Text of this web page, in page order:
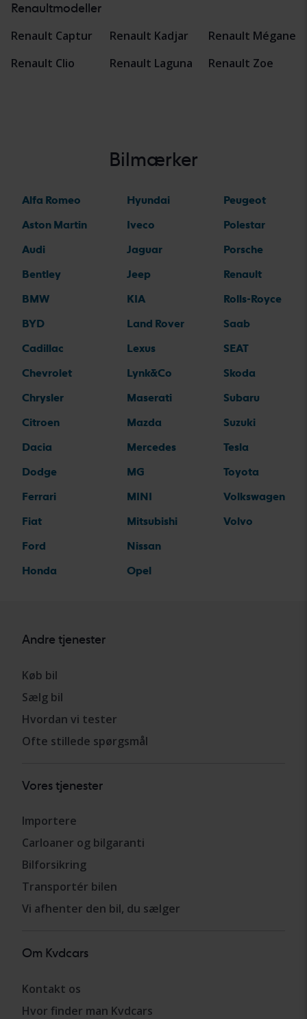
Renaultmodeller
Renault Captur
Renault Clio
Renault Kadjar
Renault Laguna
Renault Mégane
Renault Zoe
Bilmærker
Alfa Romeo
Aston Martin
Audi
Bentley
BMW
BYD
Cadillac
Chevrolet
Chrysler
Citroen
Dacia
Dodge
Ferrari
Fiat
Ford
Honda
Hyundai
Iveco
Jaguar
Jeep
KIA
Land Rover
Lexus
Lynk&Co
Maserati
Mazda
Mercedes
MG
MINI
Mitsubishi
Nissan
Opel
Peugeot
Polestar
Porsche
Renault
Rolls-Royce
Saab
SEAT
Skoda
Subaru
Suzuki
Tesla
Toyota
Volkswagen
Volvo
Andre tjenester
Køb bil
Sælg bil
Hvordan vi tester
Ofte stillede spørgsmål
Vores tjenester
Importere
Carloaner og bilgaranti
Bilforsikring
Transportér bilen
Vi afhenter den bil, du sælger
Om Kvdcars
Kontakt os
Hvor finder man Kvdcars